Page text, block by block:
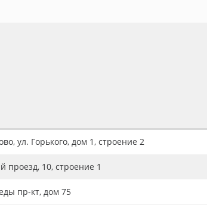
ул. Горького, дом 1, строение 2
проезд, 10, строение 1
пр-кт, дом 75